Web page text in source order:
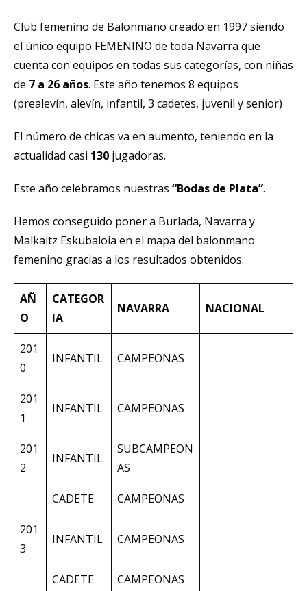
Club femenino de Balonmano creado en 1997 siendo
el único equipo FEMENINO de toda Navarra que
cuenta con equipos en todas sus categorías, con niñas
de 7 a 26 años. Este año tenemos 8 equipos
(prealevín, alevín, infantil, 3 cadetes, juvenil y senior)
El número de chicas va en aumento, teniendo en la
actualidad casi 130 jugadoras.
Este año celebramos nuestras “Bodas de Plata”.
Hemos conseguido poner a Burlada, Navarra y
Malkaitz Eskubaloia en el mapa del balonmano
femenino gracias a los resultados obtenidos.
AÑ
O
CATEGOR
IA
NAVARRA NACIONAL
201
0
INFANTIL CAMPEONAS
201
1
INFANTIL CAMPEONAS
201
2
INFANTIL
SUBCAMPEON
AS
CADETE CAMPEONAS
201
3
INFANTIL CAMPEONAS
CADETE CAMPEONAS